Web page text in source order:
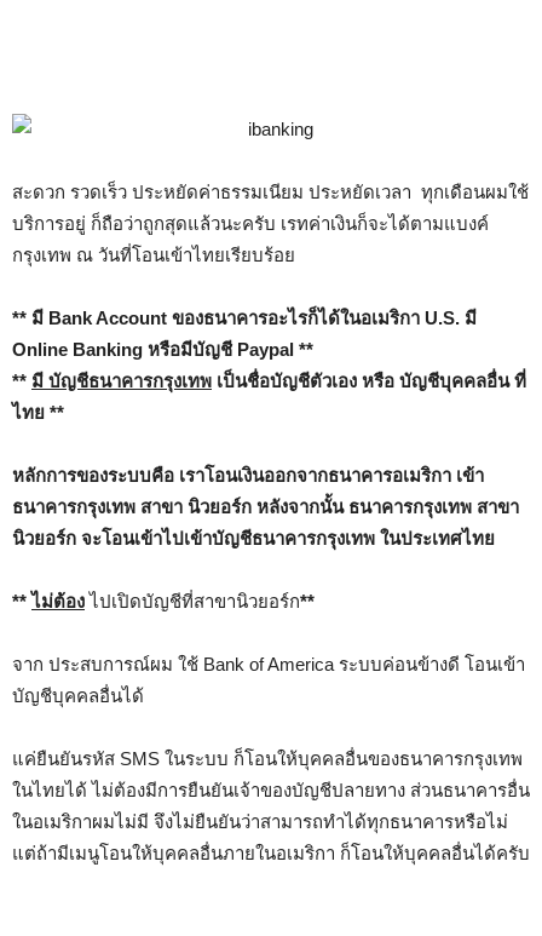
สะดวก รวดเร็ว ประหยัดค่าธรรมเนียม ประหยัดเวลา ทุกเดือนผมใช้
บริการอยู่ ก็ถือว่าถูกสุดแล้วนะครับ เรทค่าเงินก็จะได้ตามแบงค์
กรุงเทพ ณ วันที่โอนเข้าไทยเรียบร้อย
** มี Bank Account ของธนาคารอะไรก็ได้ในอเมริกา U.S. มี
Online Banking หรือมีบัญชี Paypal **
** มี บัญชีธนาคารกรุงเทพ เป็นชื่อบัญชีตัวเอง หรือ บัญชีบุคคลอื่น ที่
ไทย **
หลักการของระบบคือ เราโอนเงินออกจากธนาคารอเมริกา เข้า
ธนาคารกรุงเทพ สาขา นิวยอร์ก หลังจากนั้น ธนาคารกรุงเทพ สาขา
นิวยอร์ก จะโอนเข้าไปเข้าบัญชีธนาคารกรุงเทพ ในประเทศไทย
**ไม่ต้อง ไปเปิดบัญชีที่สาขานิวยอร์ก**
จาก ประสบการณ์ผม ใช้ Bank of America ระบบค่อนข้างดี โอนเข้า
บัญชีบุคคลอื่นได้
แค่ยืนยันรหัส SMS ในระบบ ก็โอนให้บุคคลอื่นของธนาคารกรุงเทพ
ในไทยได้ ไม่ต้องมีการยืนยันเจ้าของบัญชีปลายทาง ส่วนธนาคารอื่น
ในอเมริกาผมไม่มี จึงไม่ยืนยันว่าสามารถทำได้ทุกธนาคารหรือไม่
แต่ถ้ามีเมนูโอนให้บุคคลอื่นภายในอเมริกา ก็โอนให้บุคคลอื่นได้ครับ